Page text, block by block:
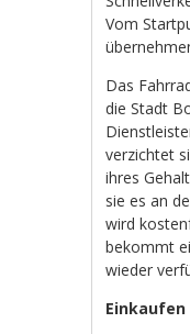
Vom
Das
die Stadt
verzichtet
ihres
sie es an
wird
bekommt
wieder